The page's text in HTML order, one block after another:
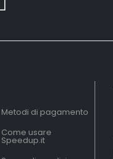
Metodi di pagamento
Come usare
Speedup.it